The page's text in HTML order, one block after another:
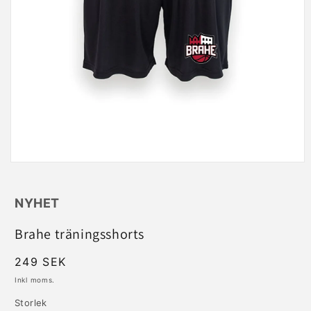
modalfönster
NYHET
Brahe träningsshorts
Ordinarie
pris
249 SEK
Inkl moms.
Storlek